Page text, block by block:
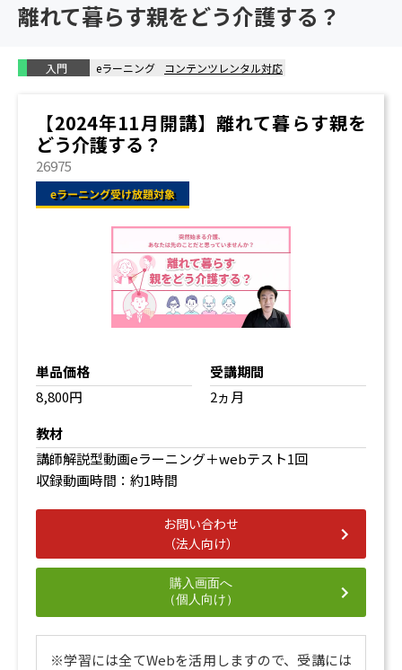
割り切った介護
IoTが得意
孤独に介護し、丸抱えする
家事が苦手で苦戦する
男性介護者として困ったこと
男女介護を4タイプに分ける
6. 無理せず出来る介護の知恵シリーズ 総まとめ
ケース① 企業の社員研修
ケース② 自治体や地域包括支援センター
ケース③ 男女共同参画センター
ケース④ 講演依頼の多い組み合わせは？
離れて暮らす親をどう介護する？
入門 eラーニング コンテンツレンタル対応
【2024年11月開講】離れて暮らす親を
どう介護する？
26975
単品価格
8,800円
受講期間
2ヵ月
教材
講師解説型動画eラーニング＋webテスト1回
収録動画時間：約1時間
お問い合わせ
（法人向け）
購入画面へ
（個人向け）
※学習には全てWebを活用しますので、 受講には